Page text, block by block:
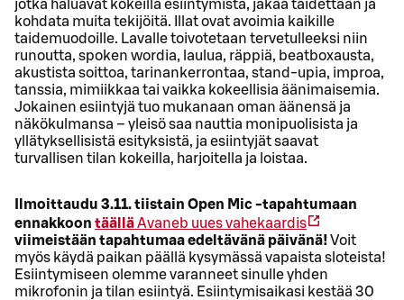
jotka haluavat kokeilla esiintymistä, jakaa taidettaan ja
kohdata muita tekijöitä. Illat ovat avoimia kaikille
taidemuodoille. Lavalle toivotetaan tervetulleeksi niin
runoutta, spoken wordia, laulua, räppiä, beatboxausta,
akustista soittoa, tarinankerrontaa, stand-upia, improa,
tanssia, mimiikkaa tai vaikka kokeellisia äänimaisemia.
Jokainen esiintyjä tuo mukanaan oman äänensä ja
näkökulmansa – yleisö saa nauttia monipuolisista ja
yllätyksellisistä esityksistä, ja esiintyjät saavat
turvallisen tilan kokeilla, harjoitella ja loistaa.
Ilmoittaudu 3.11. tiistain Open Mic -tapahtumaan
ennakkoon täälläAvaneb uues vahekaardis
viimeistään tapahtumaa edeltävänä päivänä!Voit
myös käydä paikan päällä kysymässä vapaista sloteista!
Esiintymiseen olemme varanneet sinulle yhden
mikrofonin ja tilan esiintyä. Esiintymisaikasi kestää 30